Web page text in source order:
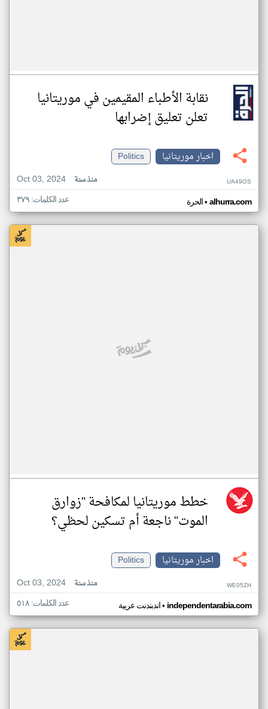
نقابة الأطباء المقيمين في موريتانيا
تعلن تعليق إضرابها
اخبار موريتانيا
Politics
Oct 03, 2024
منذ سنة UA49OS
الحرة• alhurra.com عدد الكلمات: ٣٧٩
خطط موريتانيا لمكافحة "زوارق
الموت" ناجعة أم تسكين لحظي؟
اخبار موريتانيا
Politics
Oct 03, 2024
منذ سنة WE05ZH
اندبندنت عربية• independentarabia.com عدد الكلمات: ٥١٨